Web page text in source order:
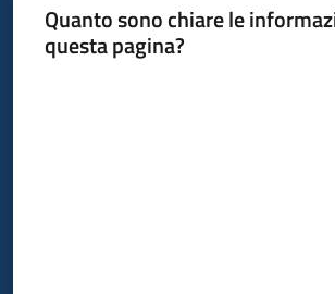
Quanto sono chiare le
questa pagina?